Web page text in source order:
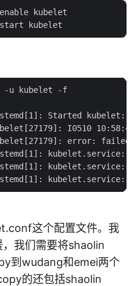
kubelet
-u kubelet -f
Started kubelet:
I0510
kubelet[27179]: error:
kubelet.service:
这个配置文件。我
我们需要将shaolin
到wudang和emei两个
的还包括shaolin